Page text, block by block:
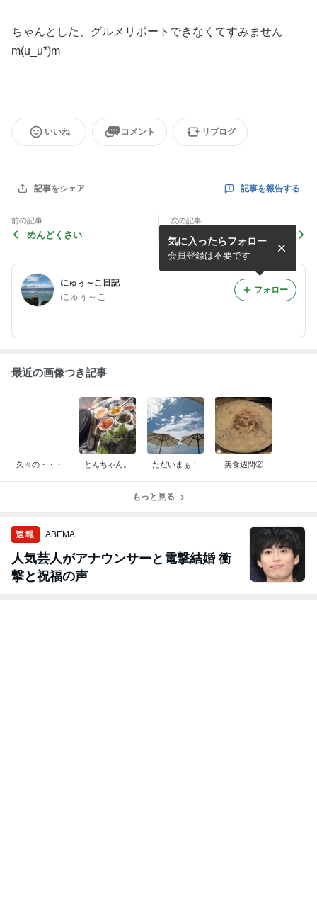
ちゃんとした、グルメリポートできなくてすみません
m(u_u*)m
いいね コメント リブログ
記事をシェア 記事を報告する
前の記事
めんどくさい
次の記事
にゅぅ～こ日記
にゅぅ～こ
気に入ったらフォロー
会員登録は不要です
フォロー
最近の画像つき記事
久々の・・・ とんちゃん。 ただいまぁ！ 美食週間②
もっと見る
速報 ABEMA
人気芸人がアナウンサーと電撃結婚 衝
撃と祝福の声